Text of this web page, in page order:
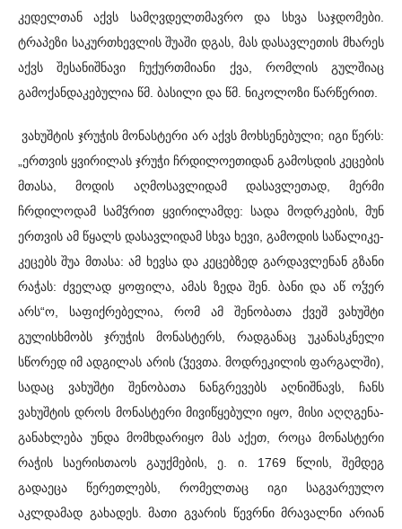
კედელთან აქვს სამღვდელთმავრო და სხვა საჯდომები.
ტრაპეზი საკურთხევლის შუაში დგას, მას დასავლეთის მხარეს
აქვს შესანიშნავი ჩუქურთმიანი ქვა, რომლის გულშიაც
გამოქანდაკებულია წმ. ბასილი და წმ. ნიკოლოზი წარწერით.
ვახუშტის ჯრუჭის მონასტერი არ აქვს მოხსენებული; იგი წერს:
„ერთვის ყვირილას ჯრუჭი ჩრდილოეთიდან გამოსდის კეცების
მთასა, მოდის აღმოსავლიდამ დასავლეთად, მერმი
ჩრდილოდამ სამჴრით ყვირილამდე: სადა მოდრკების, მუნ
ერთვის ამ წყალს დასავლიდამ სხვა ხევი, გამოდის საწალიკე-
კეცებს შუა მთასა: ამ ხევსა და კეცებზედ გარდავლენან გზანი
რაჭას: ძველად ყოფილა, ამას ზედა შენ. ბანი და აწ ოჴერ
არს“ო, საფიქრებელია, რომ ამ შენობათა ქვეშ ვახუშტი
გულისხმობს ჯრუჭის მონასტერს, რადგანაც უკანასკნელი
სწორედ იმ ადგილას არის (ჴევთა. მოდრეკილის ფარგალში),
სადაც ვახუშტი შენობათა ნანგრევებს აღნიშნავს, ჩანს
ვახუშტის დროს მონასტერი მივიწყებული იყო, მისი აღღგენა-
განახლება უნდა მომხდარიყო მას აქეთ, როცა მონასტერი
რაჭის საერისთაოს გაუქმების, ე. ი. 1769 წლის, შემდეგ
გადაეცა წერეთლებს, რომელთაც იგი საგვარეულო
აკლდამად გახადეს. მათი გვარის წევრნი მრავალნი არიან